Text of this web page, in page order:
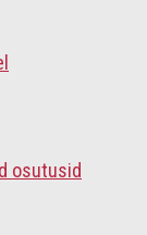
osutusid